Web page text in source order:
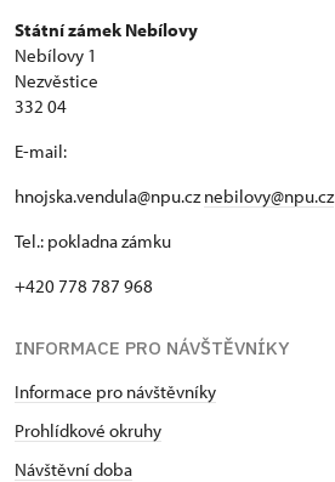
Státní zámek Nebílovy
Nebílovy 1
Nezvěstice
332 04
E-mail:
hnojska.vendula@npu.cznebilovy@npu.cz
Tel.: pokladna zámku
+420 778 787 968
INFORMACE PRO NÁVŠTĚVNÍKY
Informace pro návštěvníky
Prohlídkové okruhy
Návštěvní doba